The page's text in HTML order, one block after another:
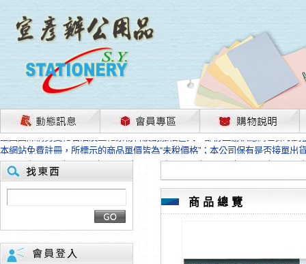
茲因國際情勢變化石油及塑化原物料波動漲幅甚大，部份上游供應商已採取
本網站免費註冊，所標示的商品單價皆為“未稅價格”；本公司保有是否接單出
HP、EPSON、CANON原廠耗材價格浮動，下單前請先跟客服人員確認最新
本網站免費註冊，所標示的商品單價皆為“未稅價格”；本公司保有是否接單出
匯款客戶請注意！因商品繁複來不及發現短缺，遂待客服人員跟您確認訂單
本網站免費註冊，所標示的商品單價皆為“未稅價格”；本公司保有是否接單出
茲因國際情勢變化石油及塑化原物料波動漲幅甚大，部份上游供應商已採取
本網站免費註冊，所標示的商品單價皆為“未稅價格”；本公司保有是否接單出
HP、EPSON、CANON原廠耗材價格浮動，下單前請先跟客服人員確認最新
本網站免費註冊，所標示的商品單價皆為“未稅價格”；本公司保有是否接單出
商品總覽